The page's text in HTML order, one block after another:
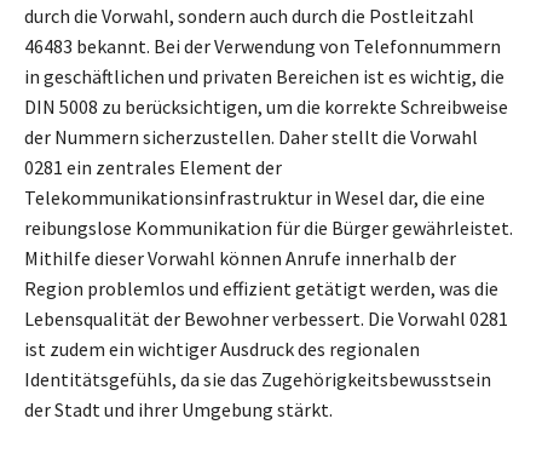
durch die Vorwahl, sondern auch durch die Postleitzahl
46483 bekannt. Bei der Verwendung von Telefonnummern
in geschäftlichen und privaten Bereichen ist es wichtig, die
DIN 5008 zu berücksichtigen, um die korrekte Schreibweise
der Nummern sicherzustellen. Daher stellt die Vorwahl
0281 ein zentrales Element der
Telekommunikationsinfrastruktur in Wesel dar, die eine
reibungslose Kommunikation für die Bürger gewährleistet.
Mithilfe dieser Vorwahl können Anrufe innerhalb der
Region problemlos und effizient getätigt werden, was die
Lebensqualität der Bewohner verbessert. Die Vorwahl 0281
ist zudem ein wichtiger Ausdruck des regionalen
Identitätsgefühls, da sie das Zugehörigkeitsbewusstsein
der Stadt und ihrer Umgebung stärkt.